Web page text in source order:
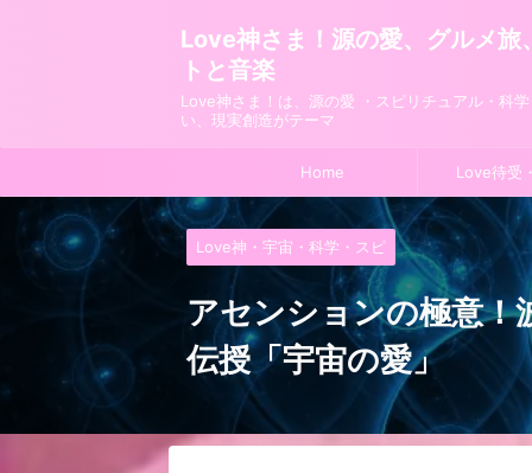
Love神さま！源の愛、グルメ旅
トと音楽
Love神さま！は、源の愛 ・スピリチュアル・科
い、現実創造がテーマ
Home Love待受
Love神・宇宙・科学・スピ
アセンションの極意！
伝授「宇宙の愛」